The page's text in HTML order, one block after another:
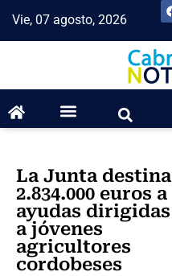
Vie, 07 agosto, 2026
La Junta destina
2.834.000 euros a
ayudas dirigidas
a jóvenes
agricultores
cordobeses